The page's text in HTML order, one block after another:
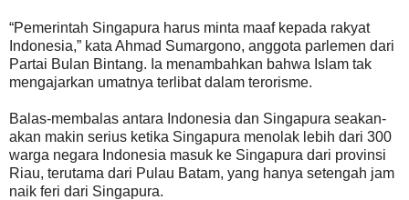
“Pemerintah Singapura harus minta maaf kepada rakyat
Indonesia,” kata Ahmad Sumargono, anggota parlemen dari
Partai Bulan Bintang. Ia menambahkan bahwa Islam tak
mengajarkan umatnya terlibat dalam terorisme.
Balas-membalas antara Indonesia dan Singapura seakan-
akan makin serius ketika Singapura menolak lebih dari 300
warga negara Indonesia masuk ke Singapura dari provinsi
Riau, terutama dari Pulau Batam, yang hanya setengah jam
naik feri dari Singapura.